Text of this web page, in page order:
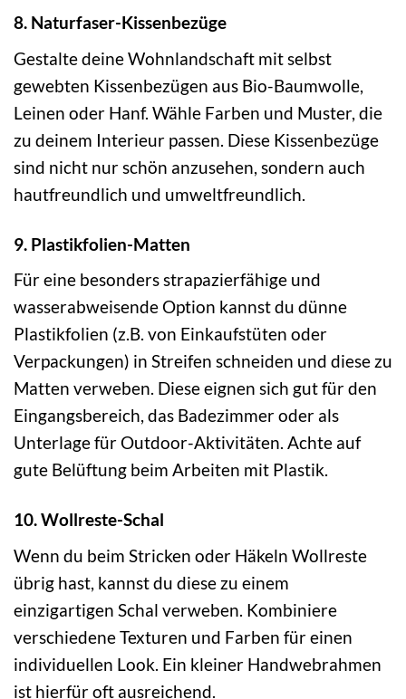
8. Naturfaser-Kissenbezüge
Gestalte deine Wohnlandschaft mit selbst
gewebten Kissenbezügen aus Bio-Baumwolle,
Leinen oder Hanf. Wähle Farben und Muster, die
zu deinem Interieur passen. Diese Kissenbezüge
sind nicht nur schön anzusehen, sondern auch
hautfreundlich und umweltfreundlich.
9. Plastikfolien-Matten
Für eine besonders strapazierfähige und
wasserabweisende Option kannst du dünne
Plastikfolien (z.B. von Einkaufstüten oder
Verpackungen) in Streifen schneiden und diese zu
Matten verweben. Diese eignen sich gut für den
Eingangsbereich, das Badezimmer oder als
Unterlage für Outdoor-Aktivitäten. Achte auf
gute Belüftung beim Arbeiten mit Plastik.
10. Wollreste-Schal
Wenn du beim Stricken oder Häkeln Wollreste
übrig hast, kannst du diese zu einem
einzigartigen Schal verweben. Kombiniere
verschiedene Texturen und Farben für einen
individuellen Look. Ein kleiner Handwebrahmen
ist hierfür oft ausreichend.